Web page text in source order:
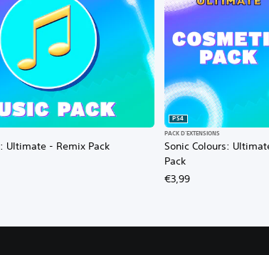
Ultimate - Remix Pack
Sonic Colours:
Pack
PS4
PACK D'EXTENSIONS
€3,99